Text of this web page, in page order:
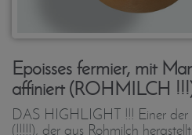
Epoisses fermier, mit
affiniert (ROHMILCH
DAS HIGHLIGHT !!! Einer der
(!!!!!), der aus Rohmilch